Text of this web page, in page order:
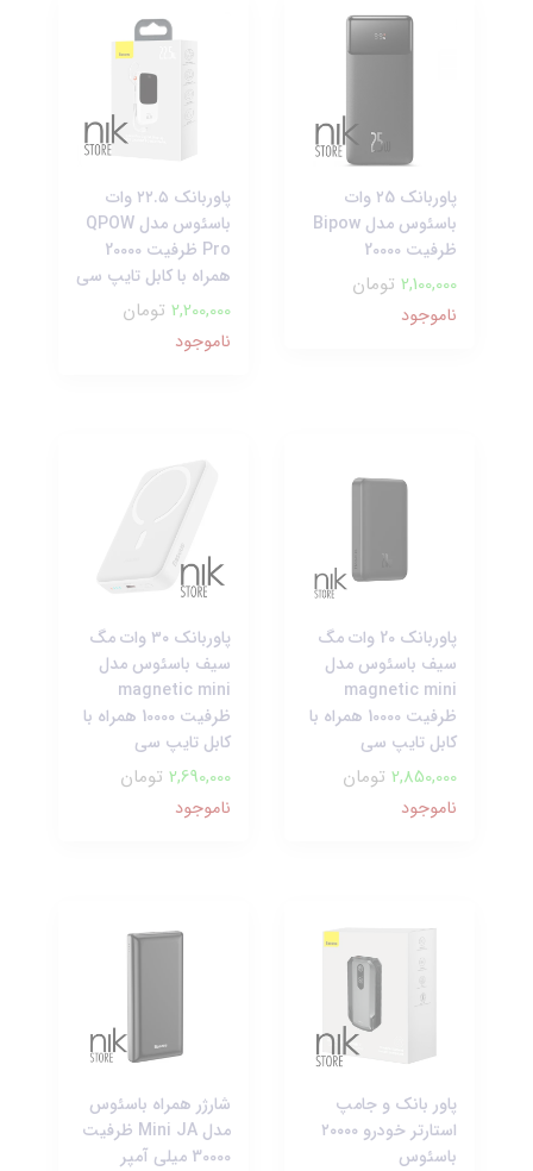
پاوربانک ۲5 وات
باسئوس مدل Bipow
ظرفیت 20000
2,100,000 تومان
ناموجود
پاوربانک ۲۲.۵ وات
باسئوس مدل QPOW
Pro ظرفیت 20000
همراه با کابل تایپ سی
2,200,000 تومان
ناموجود
پاوربانک 20 وات مگ
سیف باسئوس مدل
magnetic mini
ظرفیت 10000 همراه با
کابل تایپ سی
2,850,000 تومان
ناموجود
پاوربانک ۳۰ وات مگ
سیف باسئوس مدل
magnetic mini
ظرفیت 10000 همراه با
کابل تایپ سی
2,690,000 تومان
ناموجود
پاور بانک و جامپ
استارتر خودرو ۲۰۰۰۰
باسئوس
شارژر همراه باسئوس
مدل Mini JA ظرفیت
30000 میلی آمپر